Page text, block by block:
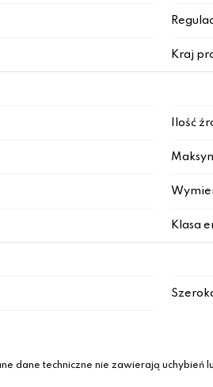
Kraj
Ilość
Klasa
dane techniczne nie zawierają